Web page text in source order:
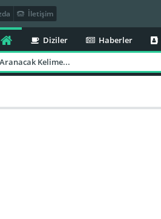
İletişim
Diziler Haberler